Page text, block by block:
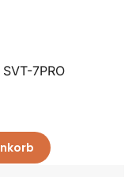
7PRO